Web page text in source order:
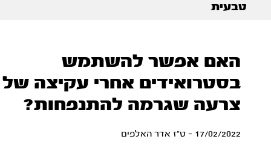
טבעית
האם אפשר להשתמש
בסטרואידים אחרי עקיצה של
צרעה שגרמה להתנפחות?
17/02/2022 - ט"ז אדר האלפים